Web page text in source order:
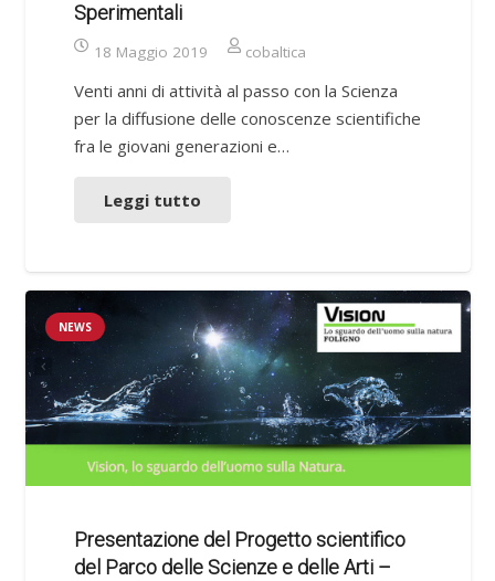
Sperimentali
18 Maggio 2019 cobaltica
Venti anni di attività al passo con la Scienza
per la diffusione delle conoscenze scientifiche
fra le giovani generazioni e…
Leggi tutto
NEWS
Presentazione del Progetto scientifico
del Parco delle Scienze e delle Arti –